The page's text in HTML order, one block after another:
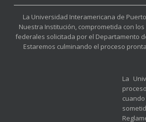
La Universidad Interamericana de
Nuestra Institución, comprometida con
federales solicitada por el Departamento
Estaremos culminando el proceso
La